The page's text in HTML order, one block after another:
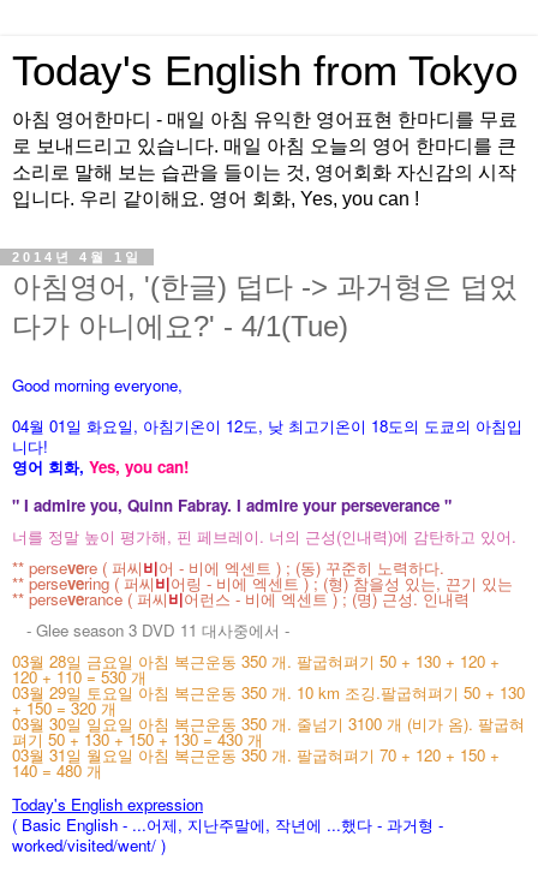
Today's English from Tokyo
아침 영어한마디 - 매일 아침 유익한 영어표현 한마디를 무료
로 보내드리고 있습니다. 매일 아침 오늘의 영어 한마디를 큰
소리로 말해 보는 습관을 들이는 것, 영어회화 자신감의 시작
입니다. 우리 같이해요. 영어 회화, Yes, you can !
2014년 4월 1일
아침영어, '(한글) 덥다 -> 과거형은 덥었
다가 아니에요?' - 4/1(Tue)
Good morning everyone,
04월 01일 화요일, 아침기온이 12도, 낮 최고기온이 18도의 도쿄의 아침입
니다!
영어 회화, Yes, you can!
" I admire you, Quinn Fabray. I admire your perseverance "
너를 정말 높이 평가해, 핀 페브레이. 너의 근성(인내력)에 감탄하고 있어.
** persevere ( 퍼씨비어 - 비에 엑센트 ) ; (동) 꾸준히 노력하다.
** persevering ( 퍼씨비어링 - 비에 엑센트 ) ; (형) 참을성 있는, 끈기 있는
** perseverance ( 퍼씨비어런스 - 비에 엑센트 ) ; (명) 근성. 인내력
- Glee season 3 DVD 11 대사중에서 -
03월 28일 금요일 아침 복근운동 350 개. 팔굽혀펴기 50 + 130 + 120 +
120 + 110 = 530 개
03월 29일 토요일 아침 복근운동 350 개. 10 km 조깅.팔굽혀펴기 50 + 130
+ 150 = 320 개
03월 30일 일요일 아침 복근운동 350 개. 줄넘기 3100 개 (비가 옴). 팔굽혀
펴기 50 + 130 + 150 + 130 = 430 개
03월 31일 월요일 아침 복근운동 350 개. 팔굽혀펴기 70 + 120 + 150 +
140 = 480 개
Today's English expression
( Basic English - ...어제, 지난주말에, 작년에 ...했다 - 과거형 -
worked/visited/went/ )